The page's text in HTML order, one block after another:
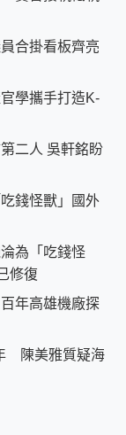
合掛看板齊亮
學攜手打造K-
二人 吳軒銘盼
錢怪獸」國外
為「吃錢怪
修復
年高雄機廠探
陳美雅質疑海